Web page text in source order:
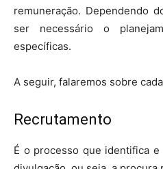
remuneração. Dependendo
ser necessário o
específicas.
A seguir, falaremos sobre
Recrutamento
É o processo que identifica